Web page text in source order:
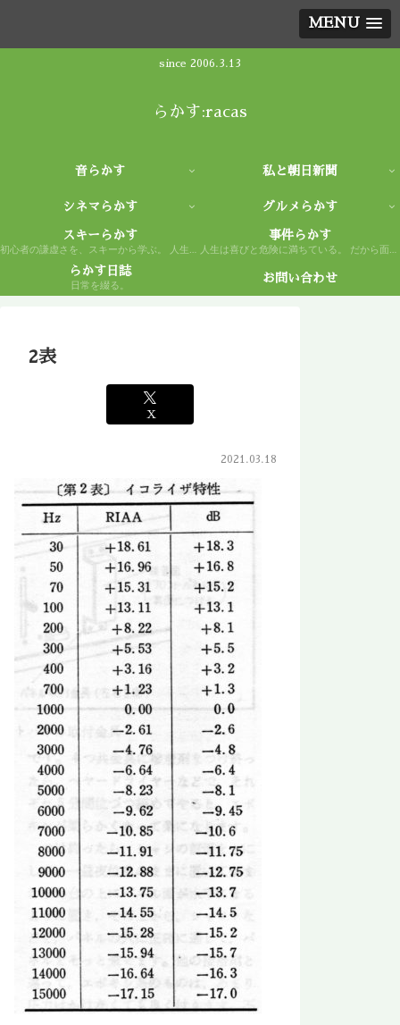
MENU
since 2006.3.13
らかす:racas
音らかす 私と朝日新聞
シネマらかす グルメらかす
スキーらかす
初心者の謙虚さを、スキーから学ぶ。 人生もまた然り。
事件らかす
人生は喜びと危険に満ちている。 だから面白い。
らかす日誌
日常を綴る。
お問い合わせ
2表
X
2021.03.18